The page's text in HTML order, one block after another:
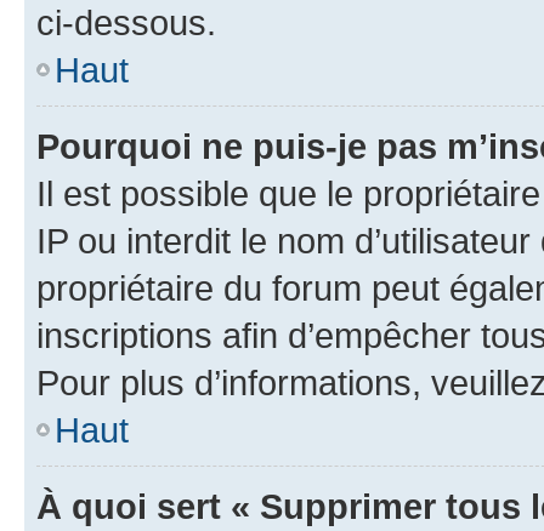
ci-dessous.
Haut
Pourquoi ne puis-je pas
Il est possible que le
IP ou interdit le nom
propriétaire du forum peut
inscriptions afin d’empêcher
Pour plus d’informations,
Haut
À quoi sert « Supprimer tous